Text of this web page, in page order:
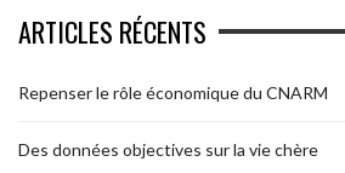
ARTICLES RÉCENTS
Repenser le rôle économique du CNARM
Des données objectives sur la vie chère